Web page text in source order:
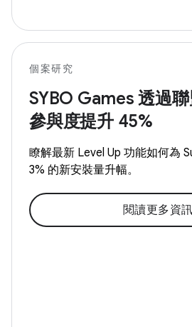
個案研究
SYBO Games 透過
參與度提升 45%
瞭解最新 Level Up 功能如何為
3% 的新安裝量升幅。
閱讀更多資訊